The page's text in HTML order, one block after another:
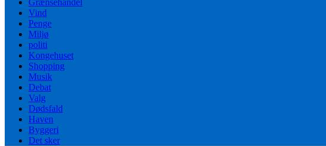
Vind
Penge
Miljø
politi
Kongehuset
Shopping
Musik
Debat
Valg
Dødsfald
Haven
Byggeri
Det sker